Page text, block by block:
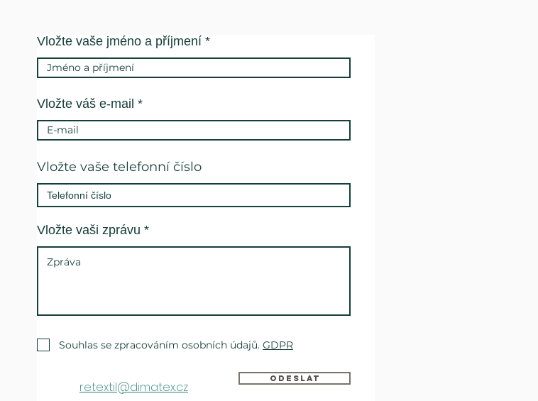
Vložte vaše jméno a příjmení
Vložte váš e-mail
Vložte vaše telefonní číslo
Vložte vaši zprávu
Souhlas se zpracováním osobních údajů. GDPR
retextil@dimatex.cz
Odeslat